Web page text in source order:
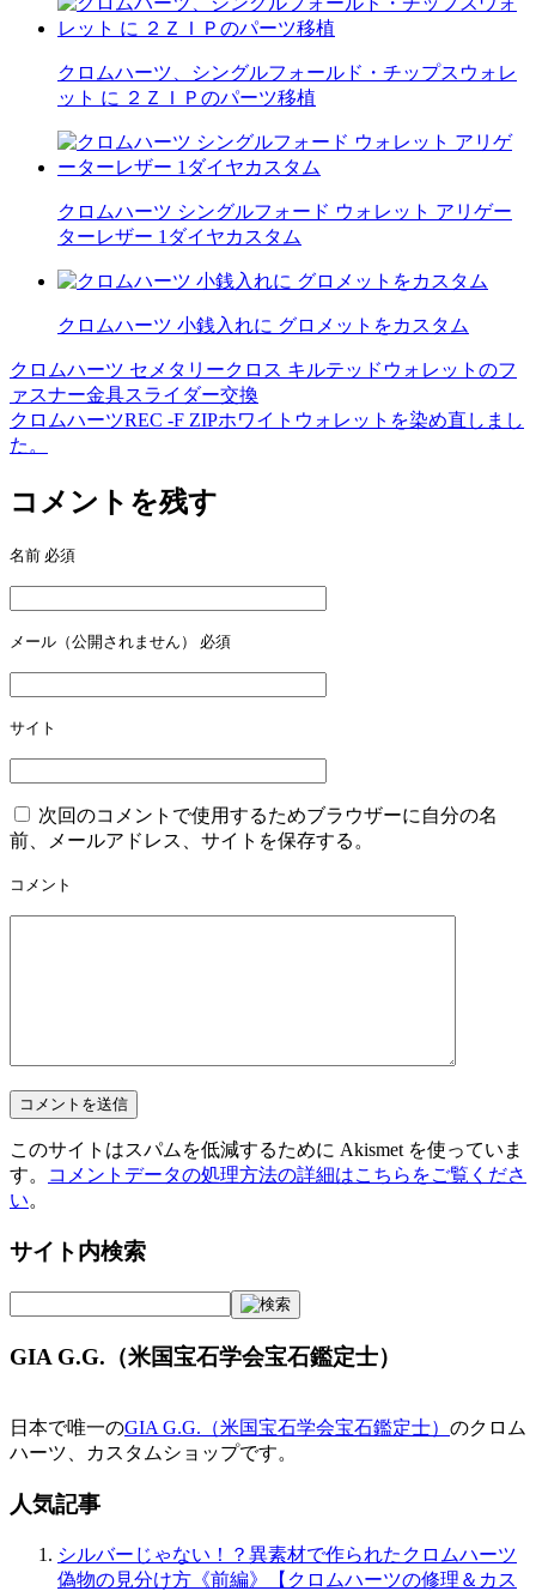
クロムハーツ、シングルフォールド・チップスウォレ
ット に ２ＺＩＰのパーツ移植
クロムハーツ シングルフォード ウォレット アリゲー
ターレザー 1ダイヤカスタム
クロムハーツ 小銭入れに グロメットをカスタム
投
稿
ナ
ビ
ー
シ
ョ
ン
クロムハーツ セメタリークロス キルテッドウォレットのフ
ァスナー金具スライダー交換
クロムハーツREC -F ZIPホワイトウォレットを染め直しまし
た。
コメントを残す
名前 必須
メール（公開されません） 必須
サイト
次回のコメントで使用するためブラウザーに自分の名
前、メールアドレス、サイトを保存する。
コメント
このサイトはスパムを低減するために Akismet を使っていま
す。
コメントデータの処理方法の詳細はこちらをご覧くださ
い。
サイト内検索
GIA G.G.（米国宝石学会宝石鑑定士）
日本で唯一のGIA G.G.（米国宝石学会宝石鑑定士） のクロム
ハーツ、カスタムショップです。
人気記事
シルバーじゃない！？異素材で作られたクロムハーツ
偽物の見分け方《前編》【クロムハーツの修理＆カス